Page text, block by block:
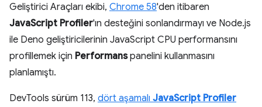
Geliştirici Araçları ekibi, Chrome 58'den itibaren
JavaScript Profiler'ın desteğini sonlandırmayı ve Node.js
ile Deno geliştiricilerinin JavaScript CPU performansını
profillemek için Performanspanelini kullanmasını
planlamıştı.
DevTools sürüm 113, dört aşamalı JavaScript Profiler